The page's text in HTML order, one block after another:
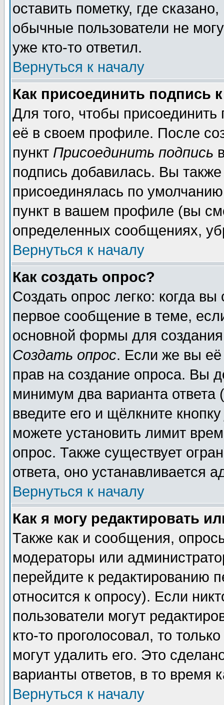
оставить пометку, где
обычные пользователи не
уже кто-то ответил.
Вернуться к началу
Как присоединить подпись
Для того, чтобы
её в своем профиле. После
пункт Присоединить подпись
подпись добавилась. Вы
присоединялась по
пункт в вашем профиле (вы
определенных сообщениях,
Вернуться к началу
Как создать опрос?
Создать опрос легко: когда
первое сообщение в теме,
основной формы для
Создать опрос. Если же вы её
прав на создание опроса. Вы
минимум два варианта ответа
введите его и щёлкните
можете установить лимит
опрос. Также существует
ответа, оно устанавливается
Вернуться к началу
Как я могу редактировать
Также как и сообщения,
модераторы или
перейдите к редактированию
относится к опросу). Если
пользователи могут
кто-то проголосовал, то
могут удалить его. Это
варианты ответов, в то время
Вернуться к началу